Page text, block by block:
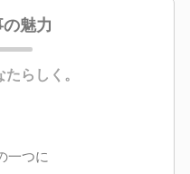
魅力
らしく。
一つに